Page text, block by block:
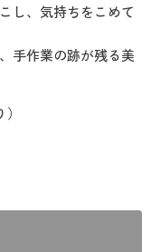
し、気持ちをこめて
手作業の跡が残る美